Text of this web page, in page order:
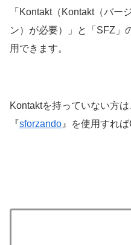
「Kontakt（Kontakt（バー
ン）が必要）」と「SFZ」
用できます。
Kontaktを持っていない方
『sforzando 』を使用すれば